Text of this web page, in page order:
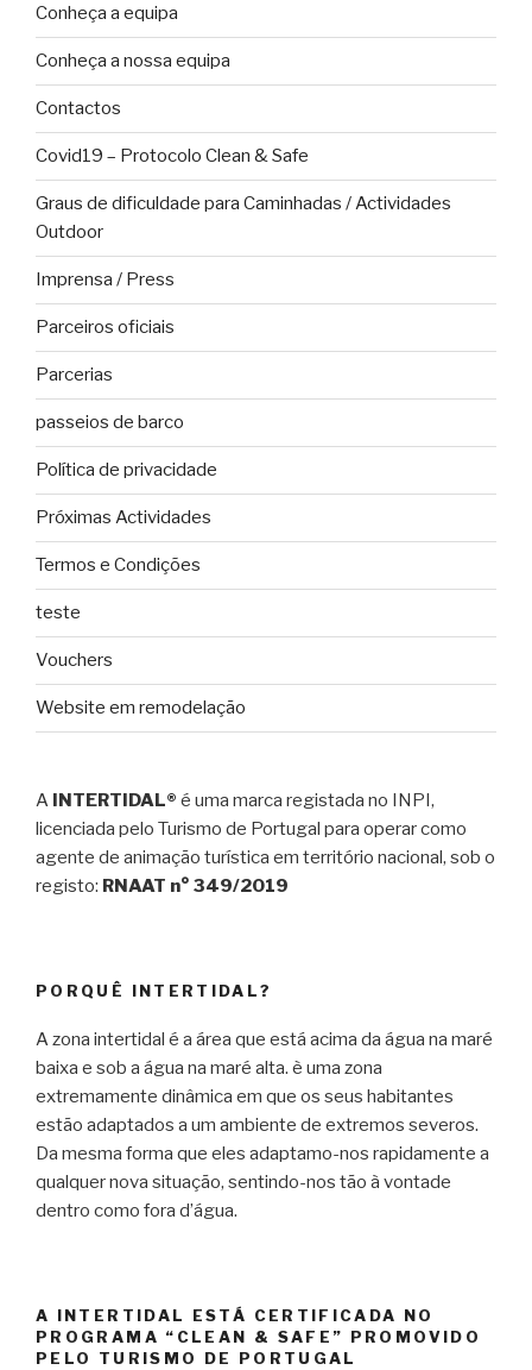
Conheça a equipa
Conheça a nossa equipa
Contactos
Covid19 – Protocolo Clean & Safe
Graus de dificuldade para Caminhadas / Actividades
Outdoor
Imprensa / Press
Parceiros oficiais
Parcerias
passeios de barco
Política de privacidade
Próximas Actividades
Termos e Condições
teste
Vouchers
Website em remodelação
A INTERTIDAL® é uma marca registada no INPI,
licenciada pelo Turismo de Portugal para operar como
agente de animação turística em território nacional, sob o
registo: RNAAT n° 349/2019
PORQUÊ INTERTIDAL?
A zona intertidal é a área que está acima da água na maré
baixa e sob a água na maré alta. è uma zona
extremamente dinâmica em que os seus habitantes
estão adaptados a um ambiente de extremos severos.
Da mesma forma que eles adaptamo-nos rapidamente a
qualquer nova situação, sentindo-nos tão à vontade
dentro como fora d’água.
A INTERTIDAL ESTÁ CERTIFICADA NO
PROGRAMA “CLEAN & SAFE” PROMOVIDO
PELO TURISMO DE PORTUGAL